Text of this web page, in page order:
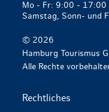
Mo - Fr: 9:00 - 17:00
Samstag, Sonn- und
© 2026
Hamburg Tourismus
Alle Rechte
Rechtliches